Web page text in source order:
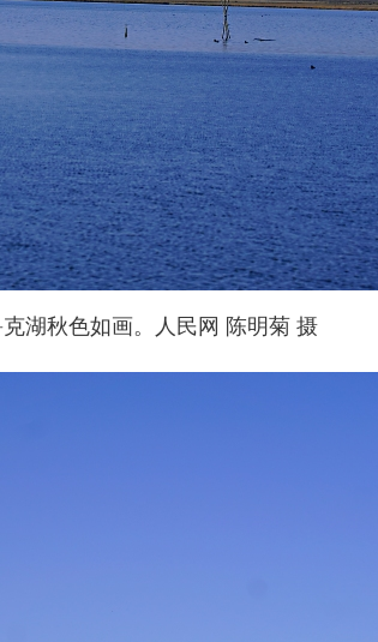
湖秋色如画。人民网 陈明菊 摄